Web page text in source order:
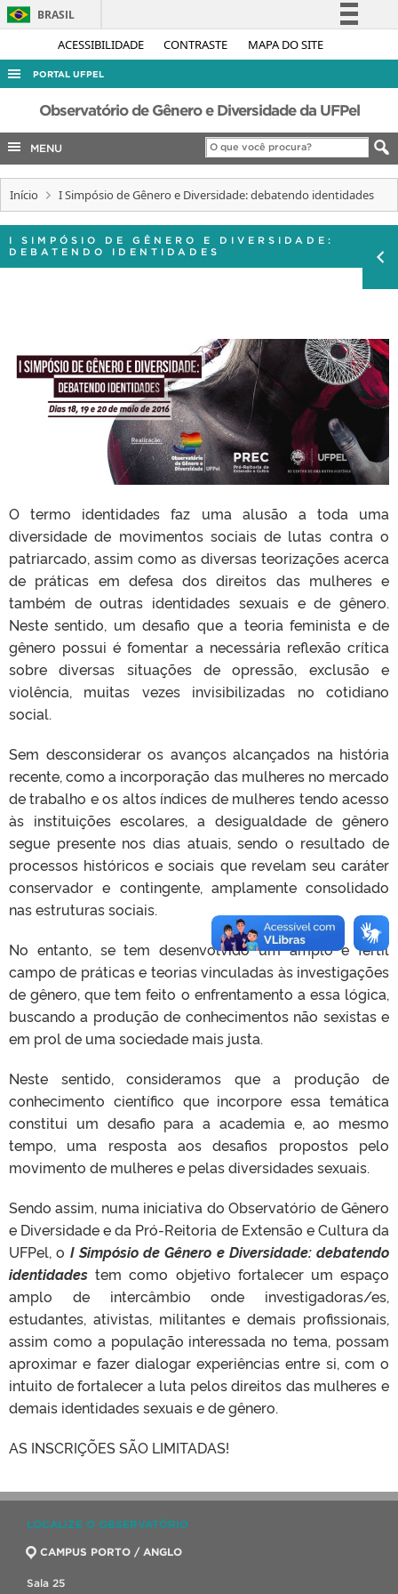
ACESSIBILIDADE CONTRASTE MAPA DO SITE
BRASIL
Simplifique!
Legislação
Canais
PORTAL UFPEL
ACESSO À INFORMAÇÃO
AUDITORIA
COBALTO
CONCURSOS
EDITAIS
INTERNACIONAL
Observatório de Gênero e Diversidade da UFPel
MENU
Início I Simpósio de Gênero e Diversidade: debatendo identidades
I SIMPÓSIO DE GÊNERO E DIVERSIDADE:
DEBATENDO IDENTIDADES
O termo identidades faz uma alusão a toda uma
diversidade de movimentos sociais de lutas contra o
patriarcado, assim como as diversas teorizações acerca
de práticas em defesa dos direitos das mulheres e
também de outras identidades sexuais e de gênero.
Neste sentido, um desafio que a teoria feminista e de
gênero possui é fomentar a necessária reflexão crítica
sobre diversas situações de opressão, exclusão e
violência, muitas vezes invisibilizadas no cotidiano
social.
Sem desconsiderar os avanços alcançados na história
recente, como a incorporação das mulheres no mercado
de trabalho e os altos índices de mulheres tendo acesso
às instituições escolares, a desigualdade de gênero
segue presente nos dias atuais, sendo o resultado de
processos históricos e sociais que revelam seu caráter
conservador e contingente, amplamente consolidado
nas estruturas sociais.
No entanto, se tem desenvolvido um amplo e fértil
campo de práticas e teorias vinculadas às investigações
de gênero, que tem feito o enfrentamento a essa lógica,
buscando a produção de conhecimentos não sexistas e
em prol de uma sociedade mais justa.
Neste sentido, consideramos que a produção de
conhecimento científico que incorpore essa temática
constitui um desafio para a academia e, ao mesmo
tempo, uma resposta aos desafios propostos pelo
movimento de mulheres e pelas diversidades sexuais.
Sendo assim, numa iniciativa do Observatório de Gênero
e Diversidade e da Pró-Reitoria de Extensão e Cultura da
UFPel, o I Simpósio de Gênero e Diversidade: debatendo
identidades tem como objetivo fortalecer um espaço
amplo de intercâmbio onde investigadoras/es,
estudantes, ativistas, militantes e demais profissionais,
assim como a população interessada no tema, possam
aproximar e fazer dialogar experiências entre si, com o
intuito de fortalecer a luta pelos direitos das mulheres e
demais identidades sexuais e de gênero.
AS INSCRIÇÕES SÃO LIMITADAS!
LOCALIZE O OBSERVATÓRIO
CAMPUS PORTO / ANGLO
Sala 25